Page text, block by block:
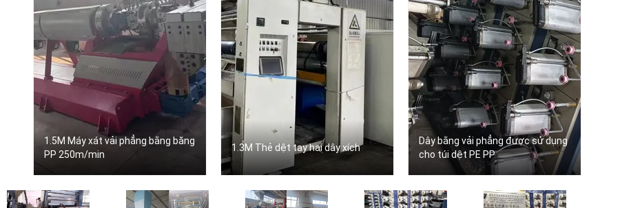
1.5M Máy xát vải phẳng bằng băng
PP 250m/min
1.3M Thẻ dệt tay hai dây xích
Dây bằng vải phẳng được sử dụng
cho túi dệt PE PP